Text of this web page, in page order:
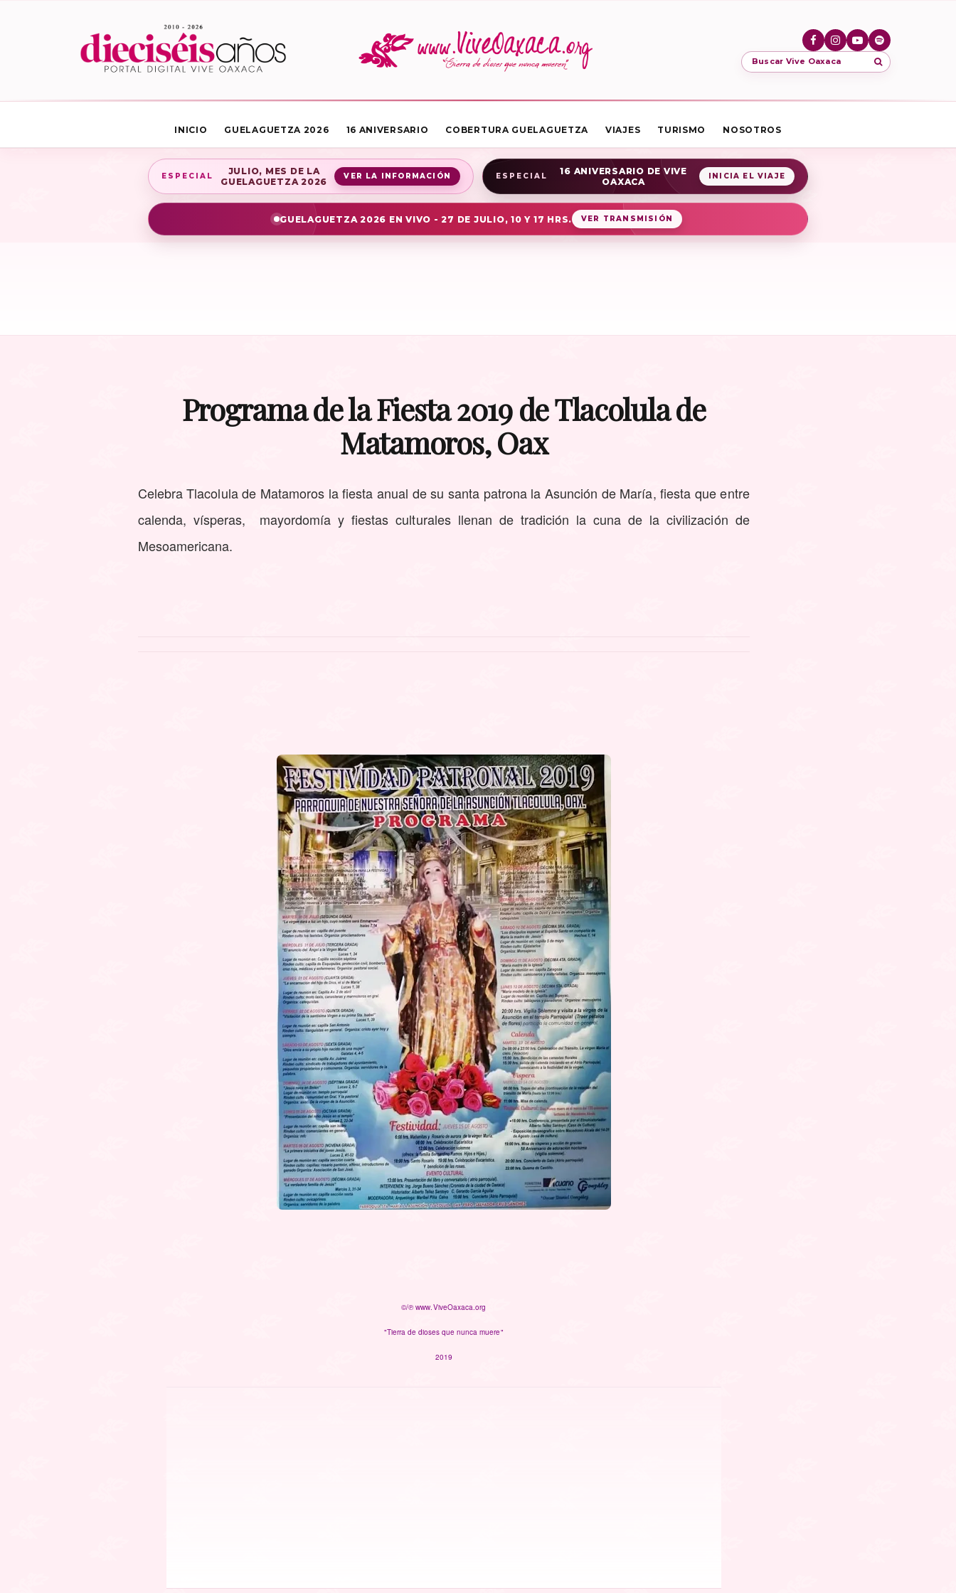
Buscar Vive Oaxaca
INICIO GUELAGUETZA 2026 16 ANIVERSARIO COBERTURA GUELAGUETZA VIAJES TURISMO NOSOTROS
ESPECIAL
JULIO, MES DE LA
GUELAGUETZA 2026
VER LA INFORMACIÓN ESPECIAL
16 ANIVERSARIO DE VIVE
OAXACA
INICIA EL VIAJE
GUELAGUETZA 2026 EN VIVO - 27 DE JULIO, 10 Y 17 HRS. VER TRANSMISIÓN
Programa de la Fiesta 2019 de Tlacolula de
Matamoros, Oax
Celebra Tlacolula de Matamoros la fiesta anual de su santa patrona la Asunción de María, fiesta que entre
calenda, vísperas, mayordomía y fiestas culturales llenan de tradición la cuna de la civilización de
Mesoamericana.
©/℗ www.ViveOaxaca.org
"Tierra de dioses que nunca muere"
2019